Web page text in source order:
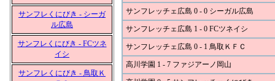
サンフレくにびき - シーガ
ル広島
サンフレくにびき - FCツネ
イシ
サンフレくにびき - 鳥取Ｋ
サンフレッチェ広島 0 - 0 シーガル広島
サンフレッチェ広島 1 - 0 FCツネイシ
サンフレッチェ広島 0 - 1 鳥取ＫＦＣ
高川学園 1 - 7 ファジアーノ岡山